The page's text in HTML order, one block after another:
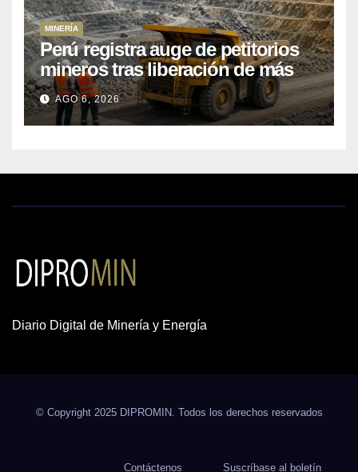
MINERÍA
Perú registra auge de petitorios
mineros tras liberación de más
de mil concesiones para explorar
cobre y oro
AGO 6, 2026
Diario Digital de Minería y Energía
© Copyright 2025 DIPROMIN. Todos los derechos reservados
Contáctenos Suscríbase al boletín